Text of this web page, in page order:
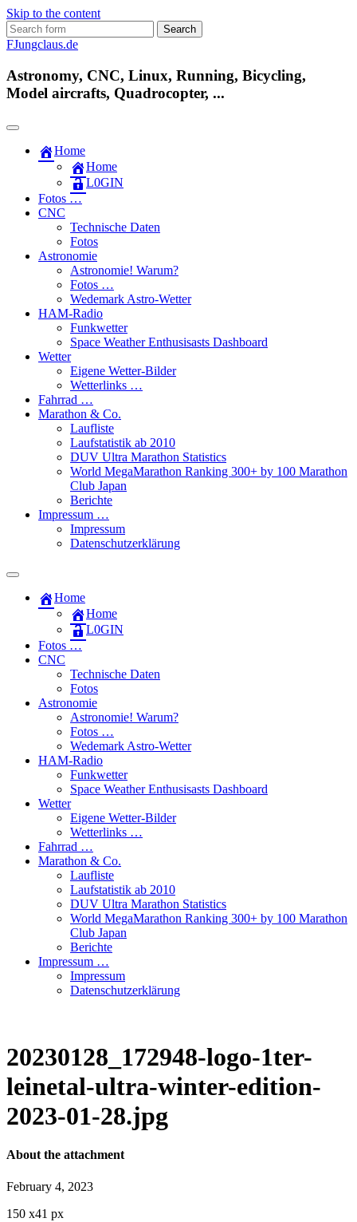
Skip to the content
Search
for:
FJungclaus.de
Astronomy, CNC, Linux, Running, Bicycling,
Model aircrafts, Quadrocopter, ...
Home
Home
L​0​​GIN
Fotos …
CNC
Technische Daten
Fotos
Astronomie
Astronomie! Warum?
Fotos …
Wedemark Astro-Wetter
HAM-Radio
Funkwetter
Space Weather Enthusisasts Dashboard
Wetter
Eigene Wetter-Bilder
Wetterlinks …
Fahrrad …
Marathon & Co.
Laufliste
Laufstatistik ab 2010
DUV Ultra Marathon Statistics
World MegaMarathon Ranking 300+ by 100 Marathon
Club Japan
Berichte
Impressum …
Impressum
Datenschutzerklärung
Toggle
field
Home
Home
L​0​​GIN
Fotos …
CNC
Technische Daten
Fotos
Astronomie
Astronomie! Warum?
Fotos …
Wedemark Astro-Wetter
HAM-Radio
Funkwetter
Space Weather Enthusisasts Dashboard
Wetter
Eigene Wetter-Bilder
Wetterlinks …
Fahrrad …
Marathon & Co.
Laufliste
Laufstatistik ab 2010
DUV Ultra Marathon Statistics
World MegaMarathon Ranking 300+ by 100 Marathon
Club Japan
Berichte
Impressum …
Impressum
Datenschutzerklärung
20230128_172948-logo-1ter-
leinetal-ultra-winter-edition-
2023-01-28.jpg
About the attachment
February 4, 2023
150 x41 px